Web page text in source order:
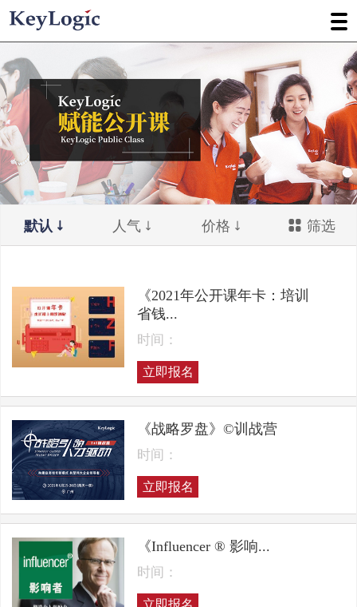
默认 人气 价格 筛选
《2021年公开课年卡：培训
省钱...
时间：
立即报名
《战略罗盘》©训战营
时间：
立即报名
《Influencer ® 影响...
时间：
立即报名